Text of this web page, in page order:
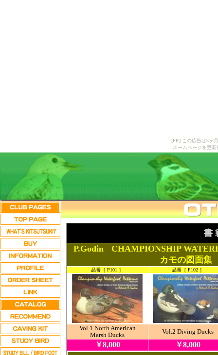
[PR] この広告は3ヶ
ホームページを更
書
P.Godin
CHAMPIONSHIP
カモの図面集
品番［ P101 ］ 品番［ P102 ］
Vol.1 North American
Marsh Ducks
Vol.2 Diving Ducks
￥8,000 ￥8,000